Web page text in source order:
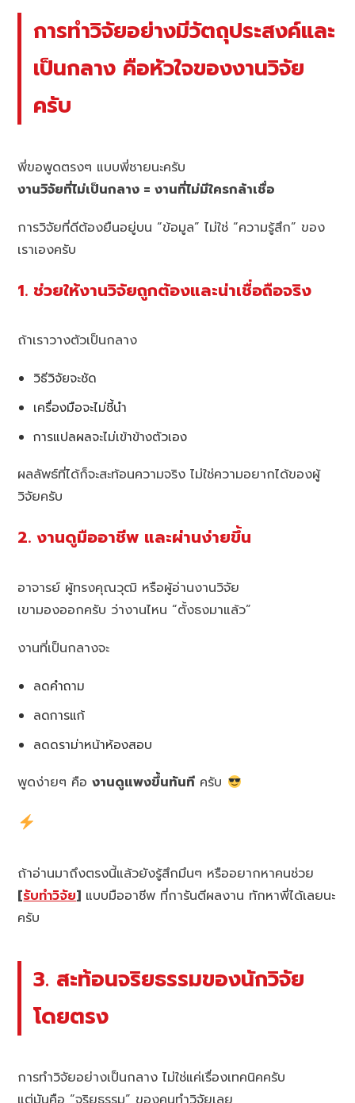
การทำวิจัยอย่างมีวัตถุประสงค์และ
เป็นกลาง คือหัวใจของงานวิจัย
ครับ
พี่ขอพูดตรงๆ แบบพี่ชายนะครับ
งานวิจัยที่ไม่เป็นกลาง = งานที่ไม่มีใครกล้าเชื่อ
การวิจัยที่ดีต้องยืนอยู่บน “ข้อมูล” ไม่ใช่ “ความรู้สึก” ของ
เราเองครับ
1. ช่วยให้งานวิจัยถูกต้องและน่าเชื่อถือจริง
ถ้าเราวางตัวเป็นกลาง
วิธีวิจัยจะชัด
เครื่องมือจะไม่ชี้นำ
การแปลผลจะไม่เข้าข้างตัวเอง
ผลลัพธ์ที่ได้ก็จะสะท้อนความจริง ไม่ใช่ความอยากได้ของผู้
วิจัยครับ
2. งานดูมืออาชีพ และผ่านง่ายขึ้น
อาจารย์ ผู้ทรงคุณวุฒิ หรือผู้อ่านงานวิจัย
เขามองออกครับ ว่างานไหน “ตั้งธงมาแล้ว”
งานที่เป็นกลางจะ
ลดคำถาม
ลดการแก้
ลดดราม่าหน้าห้องสอบ
พูดง่ายๆ คืองานดูแพงขึ้นทันที ครับ
ถ้าอ่านมาถึงตรงนี้แล้วยังรู้สึกมึนๆ หรืออยากหาคนช่วย
[รับทำวิจัย] แบบมืออาชีพ ที่การันตีผลงาน ทักหาพี่ได้เลยนะ
ครับ
3. สะท้อนจริยธรรมของนักวิจัย
โดยตรง
การทำวิจัยอย่างเป็นกลาง ไม่ใช่แค่เรื่องเทคนิคครับ